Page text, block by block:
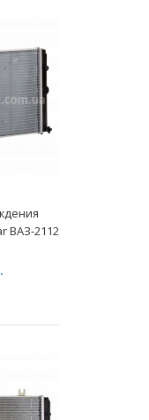
Largus
1 ..
ВАЗ-2112